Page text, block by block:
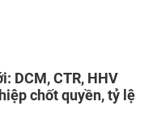
DCM, CTR, HHV
chốt quyền, tỷ lệ